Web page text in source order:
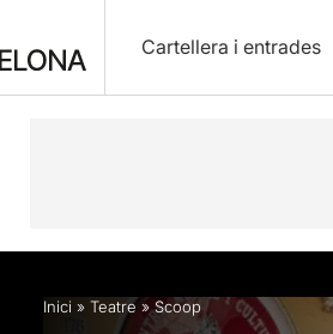
Cartellera i entrades
Descripció Horaris Fitxa artística
Inici » Teatre »Scoop